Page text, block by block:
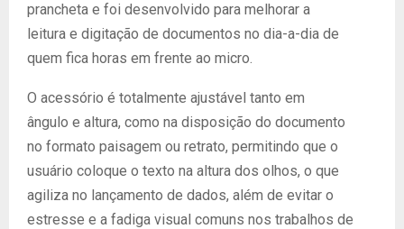
prancheta e foi desenvolvido para melhorar a
leitura e digitação de documentos no dia-a-dia de
quem fica horas em frente ao micro.
O acessório é totalmente ajustável tanto em
ângulo e altura, como na disposição do documento
no formato paisagem ou retrato, permitindo que o
usuário coloque o texto na altura dos olhos, o que
agiliza no lançamento de dados, além de evitar o
estresse e a fadiga visual comuns nos trabalhos de